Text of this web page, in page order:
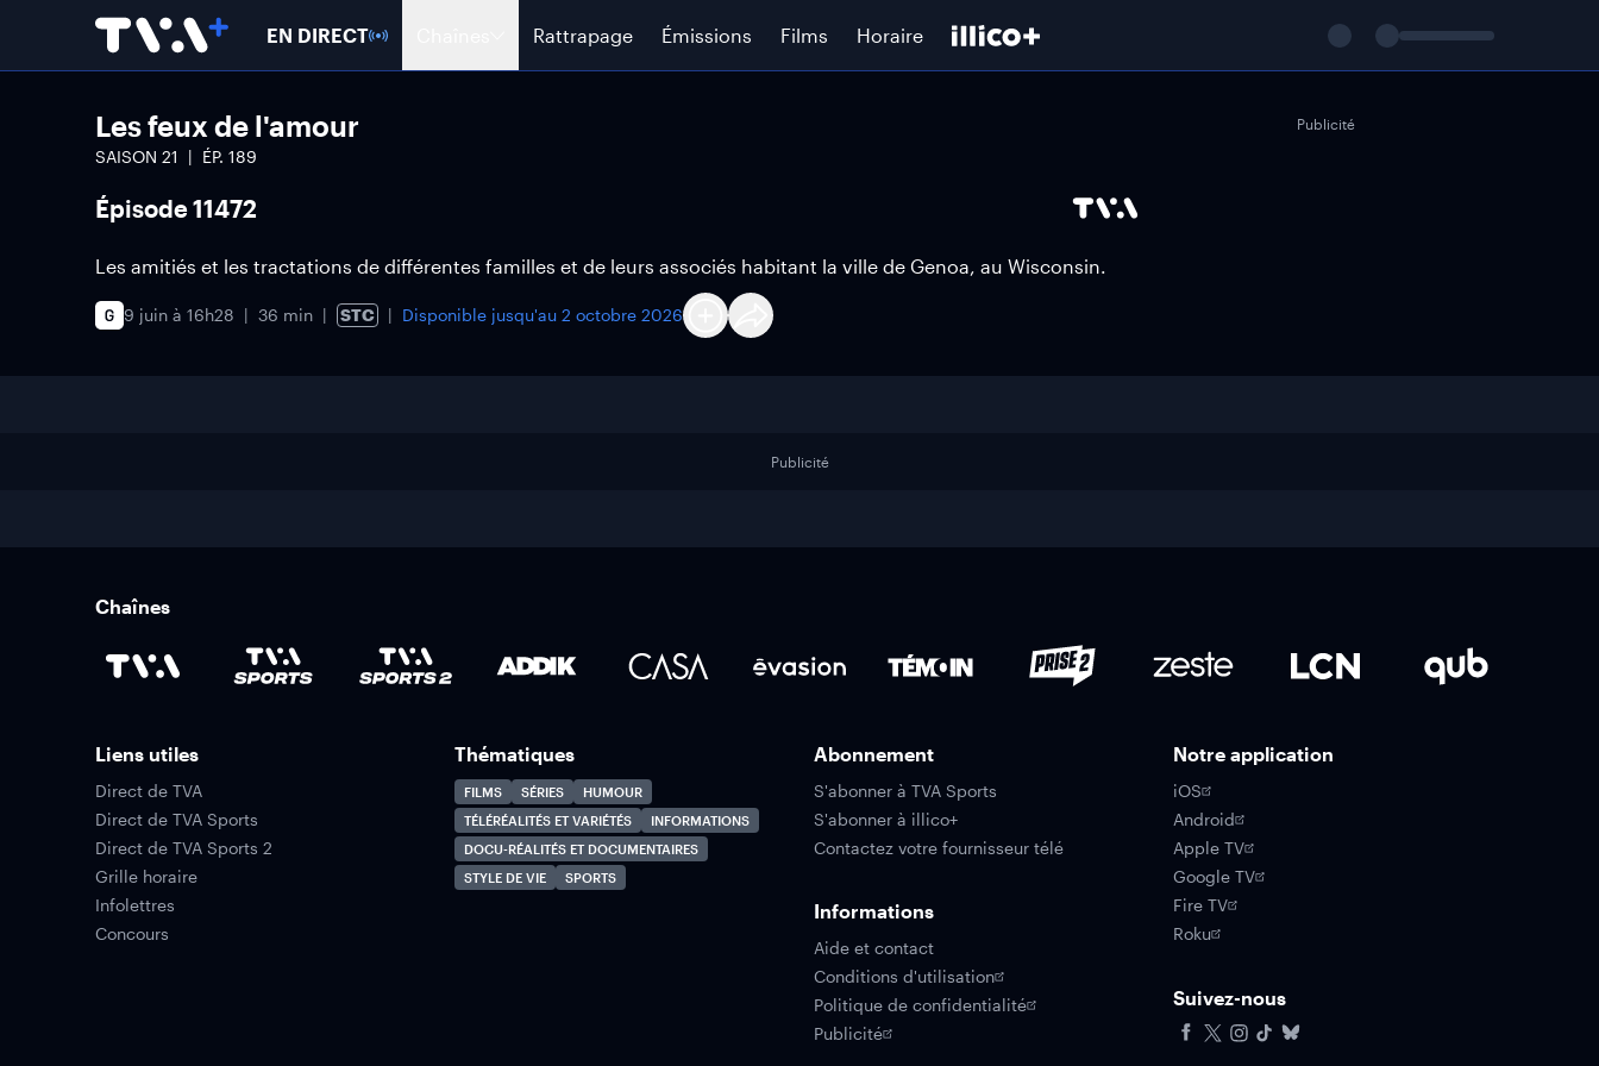
EN DIRECT Rattrapage Émissions Films Horaire
Les feux de l'amour
SAISON 21 ÉP. 189
Épisode 11472
Les amitiés et les tractations de différentes familles et de leurs associés habitant la ville de Genoa, au Wisconsin.
9 juin à 16h28 36 min STC Disponible jusqu'au 2 octobre 2026
Publicité
Publicité
Chaînes
Liens utiles
Direct de TVA
Direct de TVA Sports
Direct de TVA Sports 2
Grille horaire
Infolettres
Concours
Thématiques
FILMS SÉRIES
HUMOUR
TÉLÉRÉALITÉS ET VARIÉTÉS
INFORMATIONS
DOCU-RÉALITÉS ET DOCUMENTAIRES
STYLE DE VIE
SPORTS
Abonnement
S'abonner à TVA Sports
S'abonner à illico+
Contactez votre fournisseur télé
Informations
Aide et contact
Conditions d'utilisation
Politique de confidentialité
Publicité
Notre application
iOS
Android
Apple TV
Google TV
Fire TV
Roku
Suivez-nous